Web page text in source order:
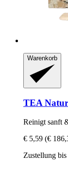
Warenkorb
TEA
Reinigt sanft
€ 5,59 (€
Zustellung